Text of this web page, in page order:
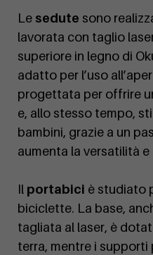
Le sedute sono
lavorata con taglio
superiore in legno di
adatto per l’uso
progettata per offrire
e, allo stesso tempo,
bambini, grazie a un
aumenta la versatilità
Il portabici è studiato
biciclette. La base,
tagliata al laser, è
terra, mentre i